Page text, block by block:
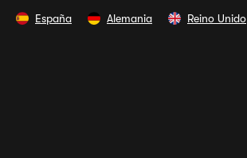
España Alemania Reino Unido